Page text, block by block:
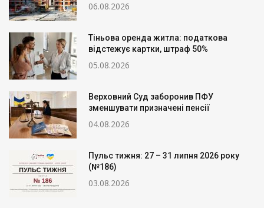
06.08.2026
Тіньова оренда житла: податкова
відстежує картки, штраф 50%
05.08.2026
Верховний Суд заборонив ПФУ
зменшувати призначені пенсії
04.08.2026
Пульс тижня: 27 – 31 липня 2026 року
(№186)
03.08.2026